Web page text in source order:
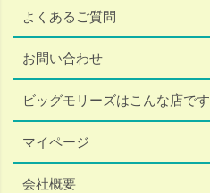
よくあるご質問
お問い合わせ
ビッグモリーズはこんな店です
マイページ
会社概要